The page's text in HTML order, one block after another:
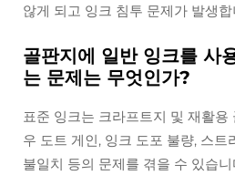
않게 되고 잉크 침투 문제가 발생합
골판지에 일반 잉크를 사
는 문제는 무엇인가?
표준 잉크는 크라프트지 및 재활용
우 도트 게인, 잉크 도포 불량, 스
불일치 등의 문제를 겪을 수 있습니